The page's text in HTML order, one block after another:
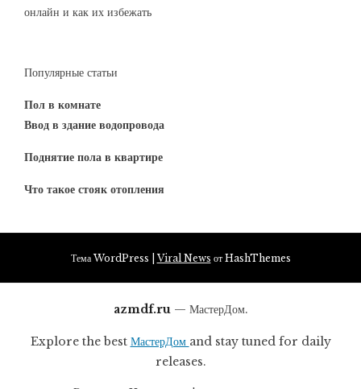
онлайн и как их избежать
Популярные статьи
Пол в комнате
Ввод в здание водопровода
Поднятие пола в квартире
Что такое стояк отопления
Тема WordPress |Viral News от HashThemes
azmdf.ru — МастерДом.
Explore the best МастерДом and stay tuned for daily
releases.